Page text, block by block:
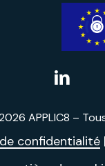
Applic8
APPLIC8 –
confidentialité|